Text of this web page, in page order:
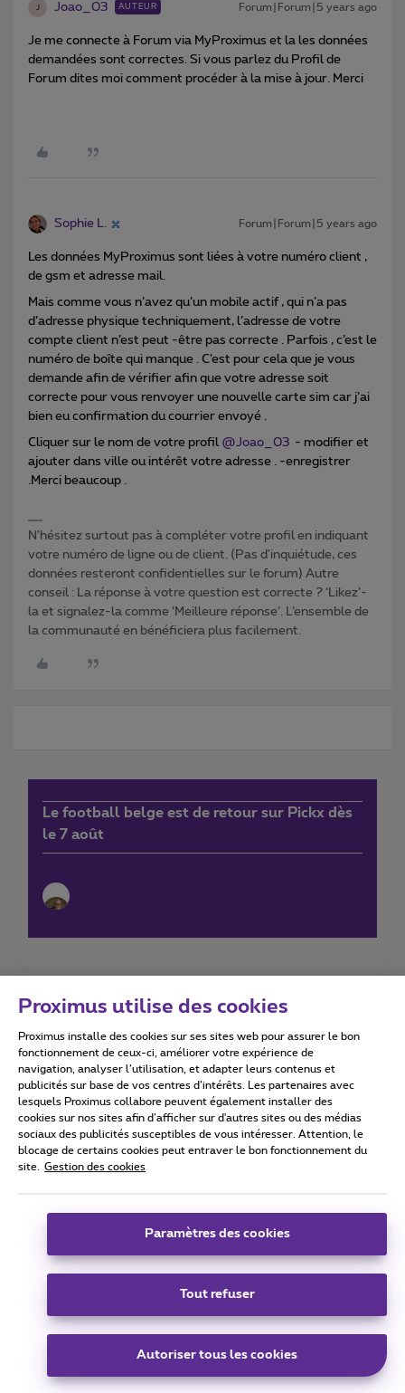
Joao_03 AUTEUR Forum|Forum|5 years ago
Je me connecte à Forum via MyProximus et la les données
demandées sont correctes. Si vous parlez du Profil de
Forum dites moi comment procéder à la mise à jour. Merci
Sophie L. Forum|Forum|5 years ago
Les données MyProximus sont liées à votre numéro client ,
de gsm et adresse mail.
Mais comme vous n’avez qu’un mobile actif , qui n’a pas
d’adresse physique techniquement, l’adresse de votre
compte client n’est peut -être pas correcte . Parfois , c’est le
numéro de boîte qui manque . C’est pour cela que je vous
demande afin de vérifier afin que votre adresse soit
correcte pour vous renvoyer une nouvelle carte sim car j’ai
bien eu confirmation du courrier envoyé .
Cliquer sur le nom de votre profil @Joao_03 - modifier et
ajouter dans ville ou intérêt votre adresse . -enregistrer
.Merci beaucoup .
N'hésitez surtout pas à compléter votre profil en indiquant
votre numéro de ligne ou de client. (Pas d'inquiétude, ces
données resteront confidentielles sur le forum) Autre
conseil : La réponse à votre question est correcte ? ‘Likez’-
la et signalez-la comme ‘Meilleure réponse’. L’ensemble de
la communauté en bénéficiera plus facilement.
Le football belge est de retour sur Pickx dès
le 7 août
Conditions d'utilisation Accessibility statement
Tous droits réservés. © 2026 Proximus
Conditions générales, info consommateur
Coordonnées de l’entreprise
Boulevard du Roi Albert II 27 - B-1030 Bruxelles.
Carrier & Wholesale Solutions
|Telindus
|Sitemap
Proximus utilise des cookies
Proximus installe des cookies sur ses sites web pour assurer le bon
fonctionnement de ceux-ci, améliorer votre expérience de
navigation, analyser l’utilisation, et adapter leurs contenus et
publicités sur base de vos centres d’intérêts. Les partenaires avec
lesquels Proximus collabore peuvent également installer des
cookies sur nos sites afin d’afficher sur d'autres sites ou des médias
sociaux des publicités susceptibles de vous intéresser. Attention, le
blocage de certains cookies peut entraver le bon fonctionnement du
site.
Gestion des cookies
Paramètres des cookies
Tout refuser
Autoriser tous les cookies